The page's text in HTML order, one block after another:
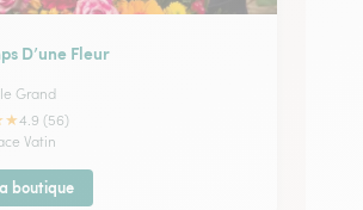
D’une Fleur
Grand
★4.9 (56)
Vatin
boutique